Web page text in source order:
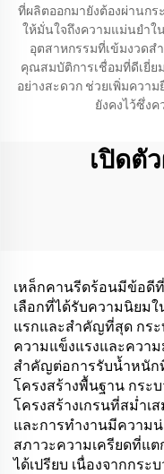
ที่ผลิตออกมายังต้องผ่านก
ให้มั่นใจถึงความแม่นยำใ
อุตสาหกรรมที่เข้มงวดส
คุณสมบัติการเชื่อมที่ดีเยี่
อย่างสะดวก ช่วยเพิ่มควา
ยังคงไว้ซึ่ง
เปิดตั
เหล็กคานรีดร้อนมีข้อดี
เลือกที่ได้รับความนิยม
แรกและสำคัญที่สุด กร
ความแข็งแรงและควา
สำคัญต่อการรับน้ำหนัก
โครงสร้างพื้นฐาน กระ
โครงสร้างเกรนที่สม่ำ
และการทำงานมีความ
สภาวะความเครียดที่แ
ได้เปรียบ เนื่องจากกร